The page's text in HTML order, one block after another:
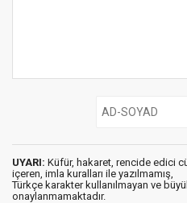
UYARI: Küfür, hakaret, rencide edici
içeren, imla kuralları ile yazılmamış,
Türkçe karakter kullanılmayan ve
onaylanmamaktadır.